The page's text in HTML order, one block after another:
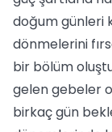
doğum günleri
dönmelerini
bir bölüm
gelen gebeler
birkaç gün